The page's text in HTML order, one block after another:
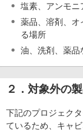
塩素、アンモニ
薬品、溶剤、オ
る場所
油、洗剤、薬品
２．対象外の
下記のプロジェク
ているため、キャ